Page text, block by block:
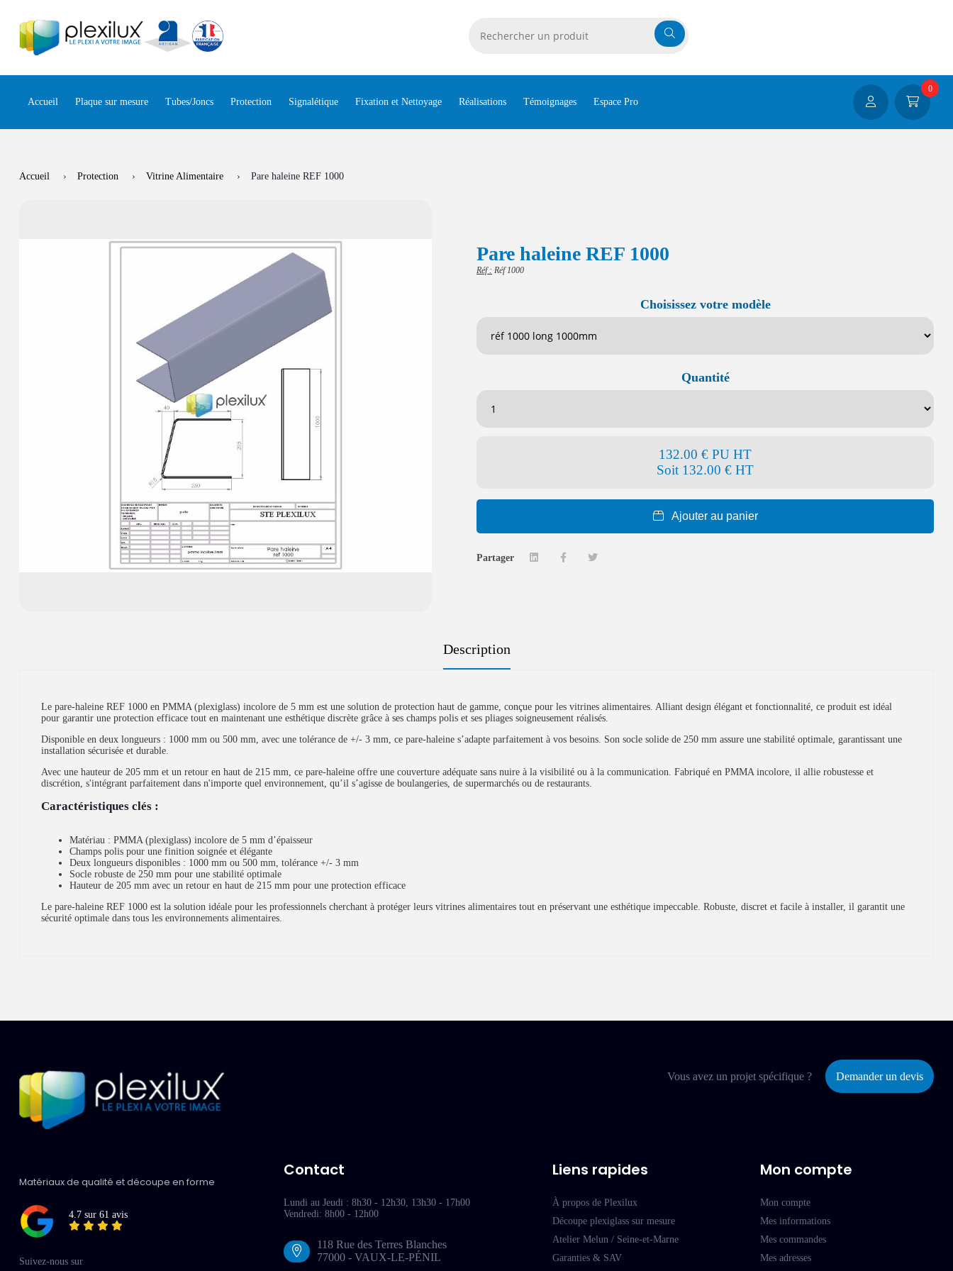
Accueil Plaque sur mesure Tubes/Joncs Protection Signalétique Fixation et Nettoyage Réalisations Témoignages Espace Pro
0
Accueil Protection Vitrine Alimentaire Pare haleine REF 1000
Pare haleine REF 1000
Réf : Réf 1000
Choisissez votre modèle
Quantité
132.00 € PU HT
Soit 132.00 € HT
Ajouter au panier
Partager
Description
Le pare-haleine REF 1000 en PMMA (plexiglass) incolore de 5 mm est une solution de protection haut de gamme, conçue pour les vitrines alimentaires. Alliant design élégant et fonctionnalité, ce produit est idéal
pour garantir une protection efficace tout en maintenant une esthétique discrète grâce à ses champs polis et ses pliages soigneusement réalisés.
Disponible en deux longueurs : 1000 mm ou 500 mm, avec une tolérance de +/- 3 mm, ce pare-haleine s’adapte parfaitement à vos besoins. Son socle solide de 250 mm assure une stabilité optimale, garantissant une
installation sécurisée et durable.
Avec une hauteur de 205 mm et un retour en haut de 215 mm, ce pare-haleine offre une couverture adéquate sans nuire à la visibilité ou à la communication. Fabriqué en PMMA incolore, il allie robustesse et
discrétion, s'intégrant parfaitement dans n'importe quel environnement, qu’il s’agisse de boulangeries, de supermarchés ou de restaurants.
Caractéristiques clés :
Matériau : PMMA (plexiglass) incolore de 5 mm d’épaisseur
Champs polis pour une finition soignée et élégante
Deux longueurs disponibles : 1000 mm ou 500 mm, tolérance +/- 3 mm
Socle robuste de 250 mm pour une stabilité optimale
Hauteur de 205 mm avec un retour en haut de 215 mm pour une protection efficace
Le pare-haleine REF 1000 est la solution idéale pour les professionnels cherchant à protéger leurs vitrines alimentaires tout en préservant une esthétique impeccable. Robuste, discret et facile à installer, il garantit une
sécurité optimale dans tous les environnements alimentaires.
Vous avez un projet spécifique ? Demander un devis
Matériaux de qualité et découpe en forme
4.7 sur 61 avis
Suivez-nous sur
Contact
Lundi au Jeudi : 8h30 - 12h30, 13h30 - 17h00
Vendredi: 8h00 - 12h00
118 Rue des Terres Blanches
77000 - VAUX-LE-PÉNIL
Liens rapides
À propos de Plexilux
Découpe plexiglass sur mesure
Atelier Melun / Seine-et-Marne
Garanties & SAV
Mon compte
Mon compte
Mes informations
Mes commandes
Mes adresses